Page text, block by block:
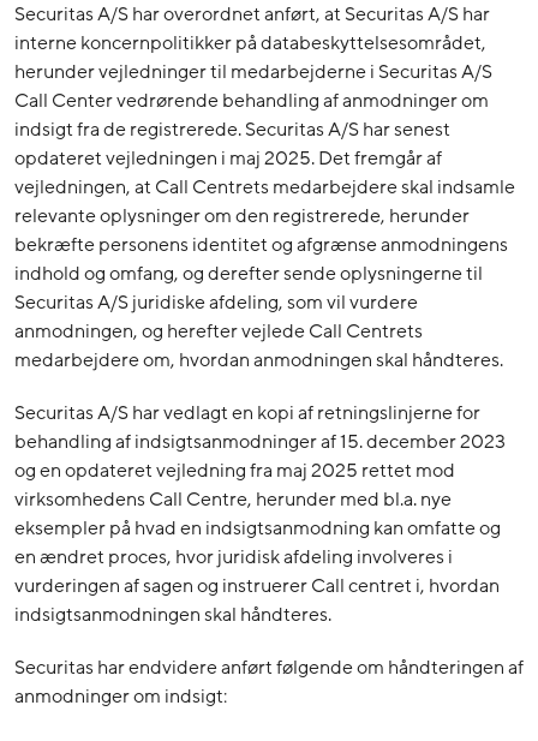
Securitas A/S har overordnet anført, at Securitas A/S har
interne koncernpolitikker på databeskyttelsesområdet,
herunder vejledninger til medarbejderne i Securitas A/S
Call Center vedrørende behandling af anmodninger om
indsigt fra de registrerede. Securitas A/S har senest
opdateret vejledningen i maj 2025. Det fremgår af
vejledningen, at Call Centrets medarbejdere skal indsamle
relevante oplysninger om den registrerede, herunder
bekræfte personens identitet og afgrænse anmodningens
indhold og omfang, og derefter sende oplysningerne til
Securitas A/S juridiske afdeling, som vil vurdere
anmodningen, og herefter vejlede Call Centrets
medarbejdere om, hvordan anmodningen skal håndteres.
Securitas A/S har vedlagt en kopi af retningslinjerne for
behandling af indsigtsanmodninger af 15. december 2023
og en opdateret vejledning fra maj 2025 rettet mod
virksomhedens Call Centre, herunder med bl.a. nye
eksempler på hvad en indsigtsanmodning kan omfatte og
en ændret proces, hvor juridisk afdeling involveres i
vurderingen af sagen og instruerer Call centret i, hvordan
indsigtsanmodningen skal håndteres.
Securitas har endvidere anført følgende om håndteringen af
anmodninger om indsigt: